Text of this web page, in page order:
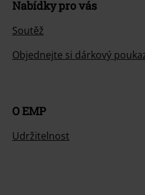
Nabídky pro vás
Soutěž
Objednejte si dárkový
O EMP
Udržitelnost